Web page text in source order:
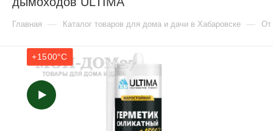
Главная — Каталог товаров для дома и дачи в Хабаровске —
+1500°C